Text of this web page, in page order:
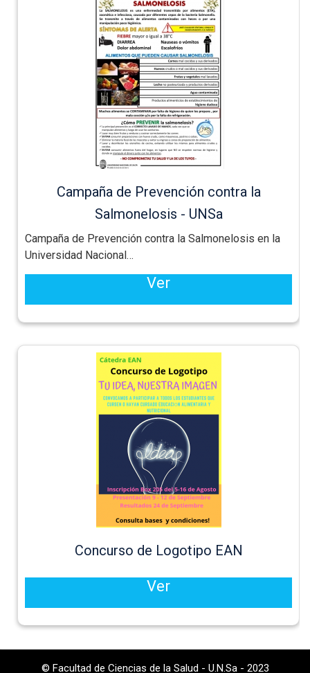
Campaña de Prevención contra la
Salmonelosis - UNSa
Campaña de Prevención contra la Salmonelosis en la
Universidad Nacional…
Ver
Concurso de Logotipo EAN
Ver
© Facultad de Ciencias de la Salud - U.N.Sa - 2023